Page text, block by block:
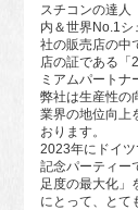
スチコンの達人
内＆世界No.1シ
社の販売店の中
店の証である「
ミアムパートナ
弊社は生産性の
業界の地位向上
おります。
2023年にドイ
記念パーティー
足度の最大化」
にとって、とて